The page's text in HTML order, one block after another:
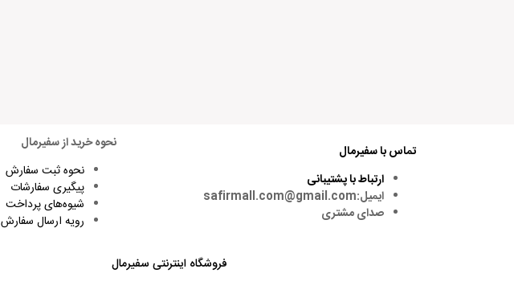
Alternative:
تماس با سفیرمال
ارتباط با پشتیبانی
ایمیل:safirmall.com@gmail.com
صدای مشتری
نحوه خرید از سفیرمال
نحوه ثبت سفارش
پیگیری سفارشات
شیوه‌های پرداخت
رویه ارسال سفارش
فروشگاه اینترنتی سفیرمال